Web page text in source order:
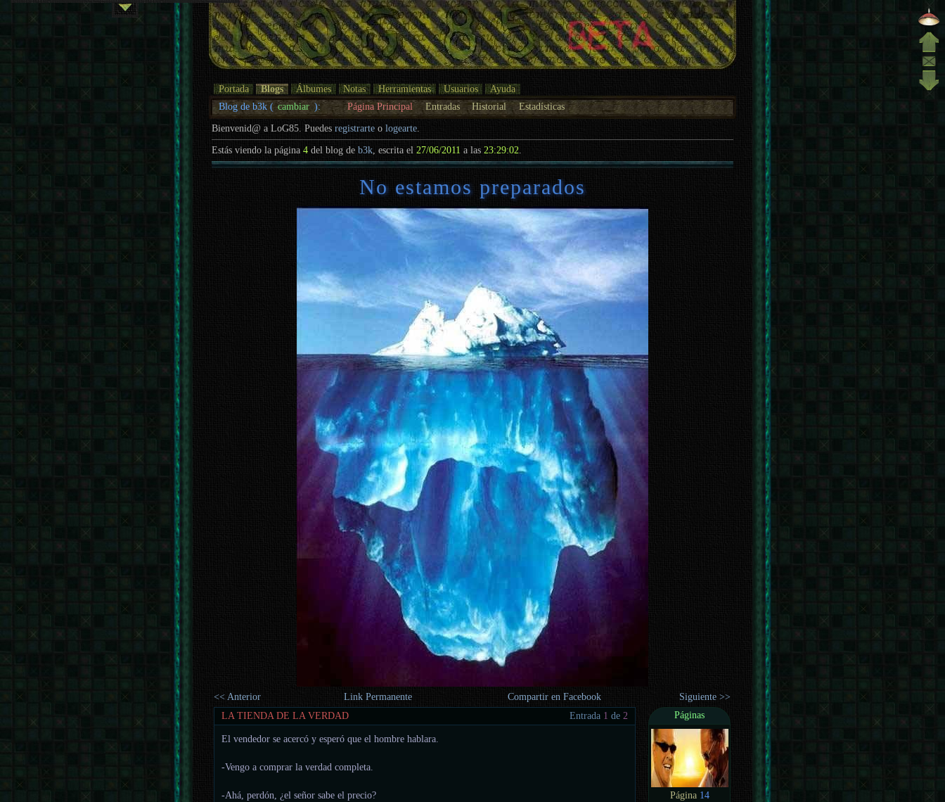
Portada Blogs Álbumes Notas Herramientas Usuarios
Ayuda
Blog de b3k ( cambiar ): Página Principal Entradas Historial Estadísticas
Bienvenid@ a LoG85. Puedesregistrarte ologearte.
Estás viendo la página4 del blog deb3k , escrita el27/06/2011 a las23:29:02
No estamos preparados
<< Anterior Link Permanente Compartir en Facebook
Siguiente >>
LA TIENDA DE LA VERDAD
Entrada 1 de 2
El vendedor se acercó y esperó que el hombre hablara.
-Vengo a comprar la verdad completa.
-Ahá, perdón, ¿el señor sabe el precio?
Páginas
Página 14